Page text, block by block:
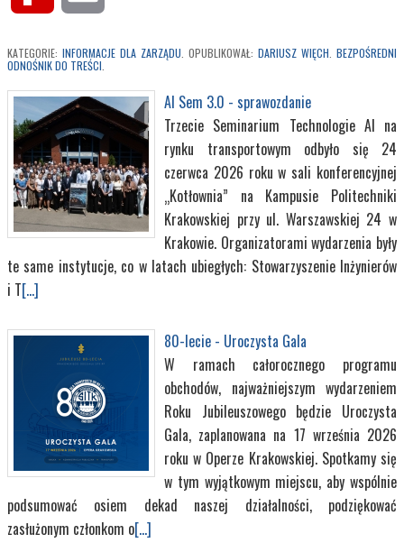
KATEGORIE: INFORMACJE DLA ZARZĄDU . OPUBLIKOWAŁ: DARIUSZ WIĘCH BEZPOŚREDNI
ODNOŚNIK DO TREŚCI
AI Sem 3.0 - sprawozdanie
Trzecie Seminarium Technologie AI na
rynku transportowym odbyło się 24
czerwca 2026 roku w sali konferencyjnej
„Kotłownia” na Kampusie Politechniki
Krakowskiej przy ul. Warszawskiej 24 w
Krakowie. Organizatorami wydarzenia były
te same instytucje, co w latach ubiegłych: Stowarzyszenie Inżynierów
i T[...]
80-lecie - Uroczysta Gala
W ramach całorocznego programu
obchodów, najważniejszym wydarzeniem
Roku Jubileuszowego będzie Uroczysta
Gala, zaplanowana na 17 września 2026
roku w Operze Krakowskiej. Spotkamy się
w tym wyjątkowym miejscu, aby wspólnie
podsumować osiem dekad naszej działalności, podziękować
zasłużonym członkom o[...]